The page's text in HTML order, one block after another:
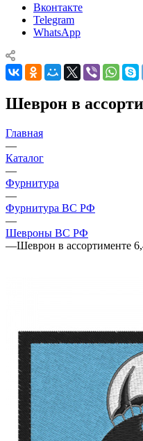
Вконтакте
Telegram
WhatsApp
Шеврон в
Главная
—
Каталог
—
Фурнитура
—
Фурнитура ВС РФ
—
Шевроны ВС РФ
—Шеврон в ассортименте